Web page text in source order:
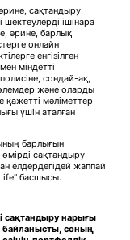
сақтандыру
ішінара
әрине, барлық
онлайн
енгізілген
міндетті
сондай-ақ,
және оларды
қажетті мәліметтер
үшін аталған
барлығын
сақтандыру
елдердегідей жаппай
басшысы.
сақтандыру нарығы
байланысты, соның